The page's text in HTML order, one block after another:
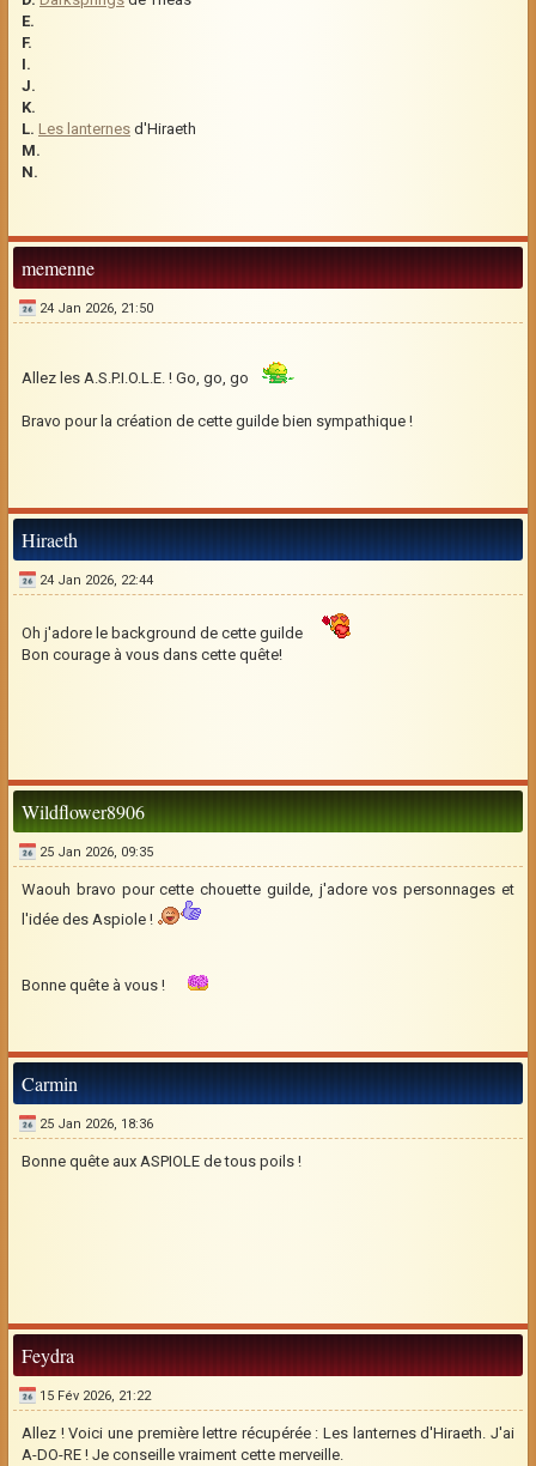
E.
F.
I.
J.
K.
L. Les lanternes d'Hiraeth
M.
N.
memenne
24 Jan 2026, 21:50
Allez les A.S.P.I.O.L.E. ! Go, go, go
Bravo pour la création de cette guilde bien sympathique !
Hiraeth
24 Jan 2026, 22:44
Oh j'adore le background de cette guilde
Bon courage à vous dans cette quête!
Wildflower8906
25 Jan 2026, 09:35
Waouh bravo pour cette chouette guilde, j'adore vos personnages et
l'idée des Aspiole !
Bonne quête à vous !
Carmin
25 Jan 2026, 18:36
Bonne quête aux ASPIOLE de tous poils !
Feydra
15 Fév 2026, 21:22
Allez ! Voici une première lettre récupérée : Les lanternes d'Hiraeth. J'ai
A-DO-RE ! Je conseille vraiment cette merveille.